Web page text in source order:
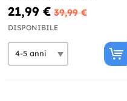
21,99 € 39,99 €
DISPONIBILE